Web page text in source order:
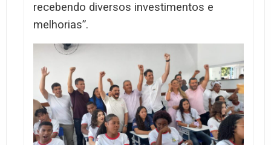
recebendo diversos investimentos e
melhorias”.